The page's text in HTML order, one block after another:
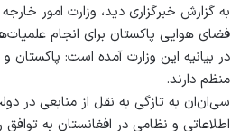
به گزارش خبرگزاری دید، وزارت امور
فضای هوایی پاکستان برای انجام
در بیانیه این وزارت آمده است: پاکستان
منظم دارند.
سی‌ان‌ان به تازگی به نقل از منابعی در
اطلاعاتی و نظامی در افغانستان به